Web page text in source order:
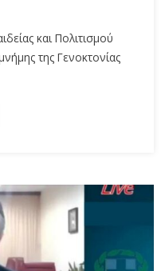
και Πολιτισμού
της Γενοκτονίας